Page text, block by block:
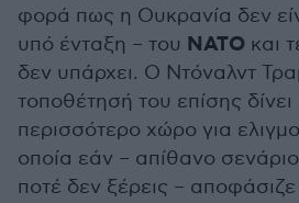
φορά πως η Ουκρανία δεν
υπό ένταξη – του ΝΑΤΟ και
δεν υπάρχει. Ο Ντόναλντ
τοποθέτησή του επίσης
περισσότερο χώρο για
οποία εάν – απίθανο
ποτέ δεν ξέρεις –